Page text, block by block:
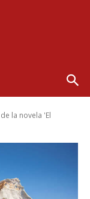
la novela 'El